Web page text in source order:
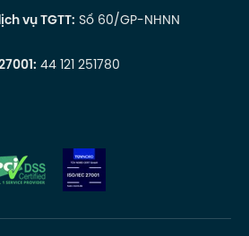
vụ TGTT: Số 60/GP-NHNN
44 121 251780